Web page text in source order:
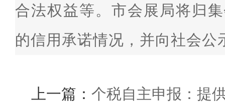
合法权益等。市会展局将归
的信用承诺情况，并向社会公
上一篇： 个税自主申报：提